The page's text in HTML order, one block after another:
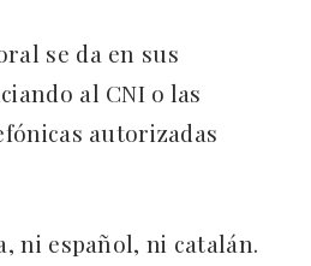
se da en sus
al CNI o las
autorizadas
ni español, ni catalán.